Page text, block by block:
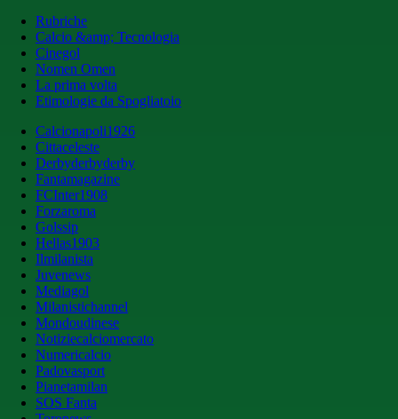
Rubriche
Calcio &amp; Tecnologia
Cinegol
Nomen Omen
La prima volta
Etimologie da Spogliatoio
Calcionapoli1926
Cittaceleste
Derbyderbyderby
Fantamagazine
FCInter1908
Forzaroma
Golssip
Hellas1903
Ilmilanista
Juvenews
Mediagol
Milanistichannel
Mondoudinese
Notiziecalciomercato
Numericalcio
Padovasport
Pianetamilan
SOS Fanta